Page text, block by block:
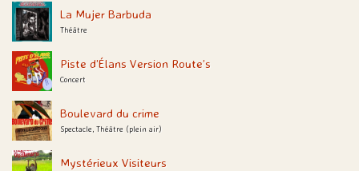
La Mujer Barbuda
Théâtre
Piste d’Élans Version Route’s
Concert
Boulevard du crime
Spectacle, Théâtre (plein air)
Mystérieux Visiteurs